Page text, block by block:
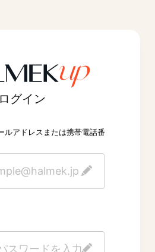
ログイン
ルアドレスまたは携帯電話番